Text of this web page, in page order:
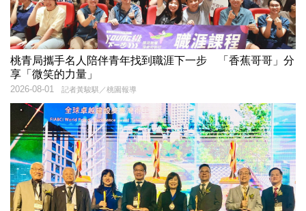
桃青局攜手名人陪伴青年找到職涯下一步 「香蕉哥哥」分
享「微笑的力量」
記者黃駿騏／桃園報導
2026-08-01